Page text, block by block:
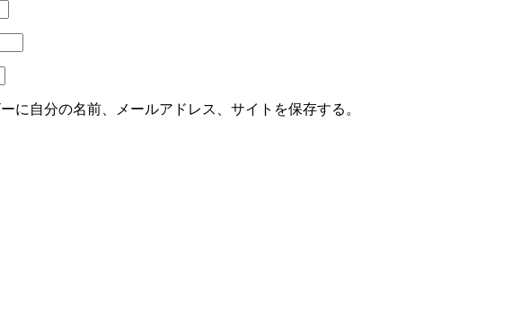
に自分の名前、メールアドレス、サイトを保存する。